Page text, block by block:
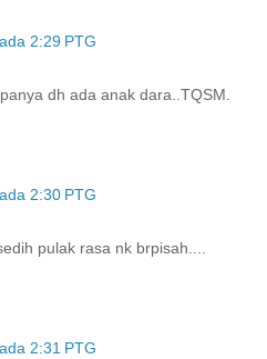
2:29 PTG
dh ada anak dara..TQSM.
2:30 PTG
pulak rasa nk brpisah....
2:31 PTG